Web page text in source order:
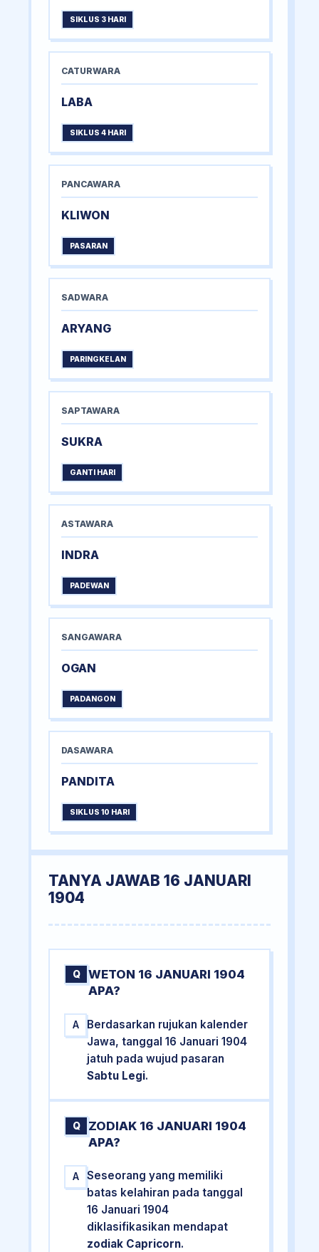
SIKLUS 3 HARI
CATURWARA
LABA
SIKLUS 4 HARI
PANCAWARA
KLIWON
PASARAN
SADWARA
ARYANG
PARINGKELAN
SAPTAWARA
SUKRA
GANTI HARI
ASTAWARA
INDRA
PADEWAN
SANGAWARA
OGAN
PADANGON
DASAWARA
PANDITA
SIKLUS 10 HARI
TANYA JAWAB 16 JANUARI
1904
Q
WETON 16 JANUARI 1904
APA?
A
Berdasarkan rujukan kalender
Jawa, tanggal 16 Januari 1904
jatuh pada wujud pasaran
Sabtu Legi.
Q
ZODIAK 16 JANUARI 1904
APA?
A
Seseorang yang memiliki
batas kelahiran pada tanggal
16 Januari 1904
diklasifikasikan mendapat
zodiak Capricorn.